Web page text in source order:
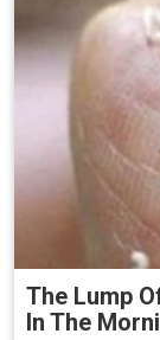
The Lump
In The